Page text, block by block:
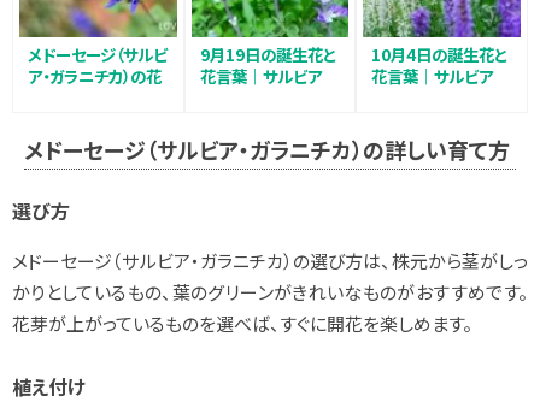
メドーセージ（サルビ
ア・ガラニチカ）の花
9月19日の誕生花と
花言葉｜サルビア
10月4日の誕生花と
花言葉｜サルビア
メドーセージ（サルビア・ガラニチカ）の詳しい育て方
選び方
メドーセージ（サルビア・ガラニチカ）の選び方は、株元から茎がしっ
かりとしているもの、葉のグリーンがきれいなものがおすすめです。
花芽が上がっているものを選べば、すぐに開花を楽しめます。
植え付け